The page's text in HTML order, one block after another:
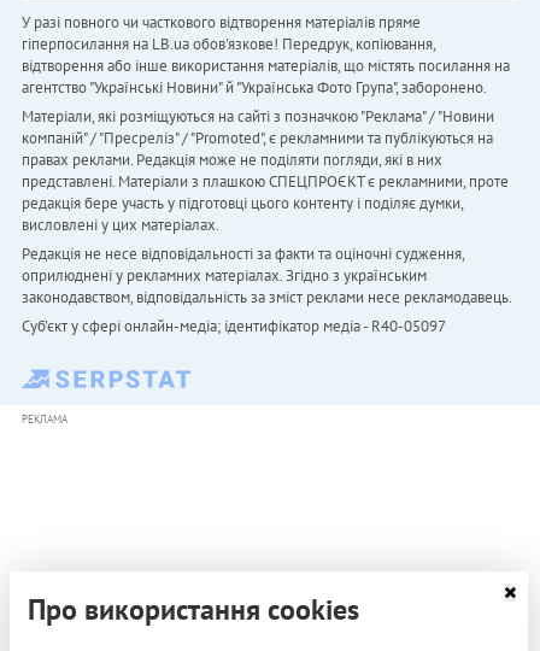
У разі повного чи часткового відтворення матеріалів пряме
гіперпосилання на LB.ua обов'язкове! Передрук, копіювання,
відтворення або інше використання матеріалів, що містять посилання на
агентство "Українськi Новини" й "Українська Фото Група", заборонено.
Матеріали, які розміщуються на сайті з позначкою "Реклама" / "Новини
компаній" / "Пресреліз" / "Promoted", є рекламними та публікуються на
правах реклами. Редакція може не поділяти погляди, які в них
представлені. Матеріали з плашкою СПЕЦПРОЄКТ є рекламними, проте
редакція бере участь у підготовці цього контенту і поділяє думки,
висловлені у цих матеріалах.
Редакція не несе відповідальності за факти та оціночні судження,
оприлюднені у рекламних матеріалах. Згідно з українським
законодавством, відповідальність за зміст реклами несе рекламодавець.
Cуб'єкт у сфері онлайн-медіа; ідентифікатор медіа - R40-05097
РЕКЛАМА
Про використання cookies